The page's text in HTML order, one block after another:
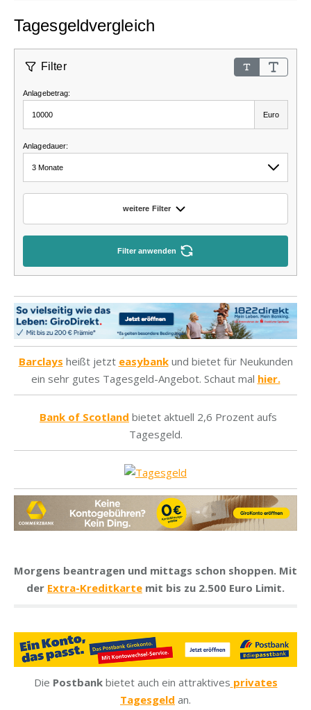
Barclays heißt jetzt easybank und bietet für Neukunden
ein sehr gutes Tagesgeld-Angebot. Schaut mal hier.
Bank of Scotland bietet aktuell 2,6 Prozent aufs
Tagesgeld.
Morgens beantragen und mittags schon shoppen. Mit
der Extra-Kreditkarte mit bis zu 2.500 Euro Limit.
Die Postbankbietet auch ein attraktives privates
Tagesgeld an.